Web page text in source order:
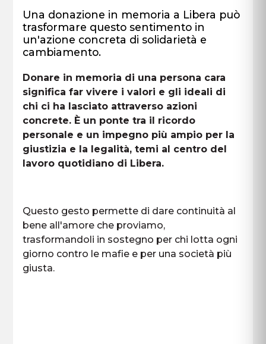
Una donazione in memoria a Libera può
trasformare questo sentimento in
un'azione concreta di solidarietà e
cambiamento.
Donare in memoria di una persona cara
significa far vivere i valori e gli ideali di
chi ci ha lasciato attraverso azioni
concrete. È un ponte tra il ricordo
personale e un impegno più ampio per la
giustizia e la legalità, temi al centro del
lavoro quotidiano di Libera.
Questo gesto permette di dare continuità al
bene all'amore che proviamo,
trasformandoli in sostegno per chi lotta ogni
giorno contro le mafie e per una società più
giusta.